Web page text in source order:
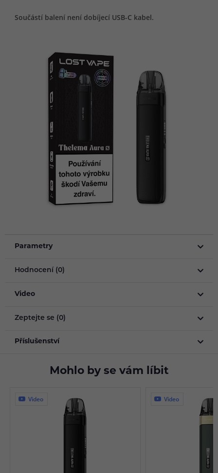
Součástí balení není dobíjecí USB-C kabel.
Parametry
Hodnocení (0)
Video
Zeptejte se (0)
Příslušenství
Mohlo by se vám líbit
Video Video